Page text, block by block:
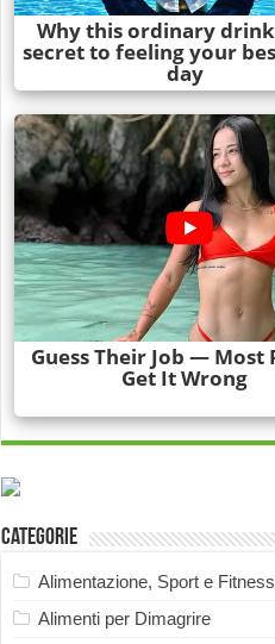
Categorie
Alimentazione, Sport e Fitness
Alimenti per Dimagrire